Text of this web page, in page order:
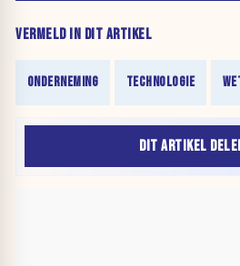
VERMELD IN DIT ARTIKEL
ONDERNEMING TECHNOLOGIE
DIT ARTIKEL